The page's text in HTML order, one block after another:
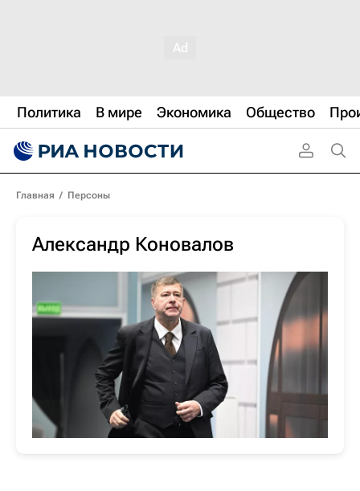
Политика В мире Экономика Общество
Главная / Персоны
Александр Коновалов